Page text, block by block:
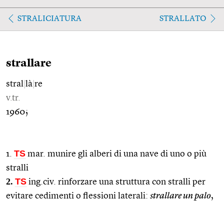
STRALICIATURA STRALLATO
strallare
stral là re
v.tr.
1960;
1. TS mar. munire gli alberi di una nave di uno o più
stralli
2. TS ing.civ. rinforzare una struttura con stralli per
evitare cedimenti o flessioni laterali: strallare un palo,